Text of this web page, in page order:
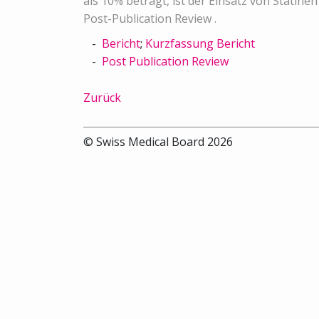
Post-Publication Review .
Bericht; Kurzfassung Bericht
Post Publication Review
Zurück
© Swiss Medical Board 2026